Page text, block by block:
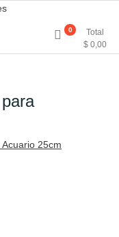
0
Total
$ 0,00